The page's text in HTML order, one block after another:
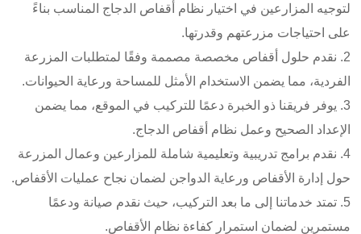
لتوجيه المزارعين في اختيار نظام أقفاص الدجاج المناسب بناءً
على احتياجات مزرعتهم وقدرتها.
2. نقدم حلول أقفاص مخصصة مصممة وفقًا لمتطلبات المزرعة
الفردية، مما يضمن الاستخدام الأمثل للمساحة ورعاية الحيوانات.
3. يوفر فريقنا ذو الخبرة دعمًا للتركيب في الموقع، مما يضمن
الإعداد الصحيح وعمل نظام أقفاص الدجاج.
4. نقدم برامج تدريبية وتعليمية شاملة للمزارعين وعمال المزرعة
حول إدارة الأقفاص ورعاية الدواجن لضمان نجاح عمليات الأقفاص.
5. تمتد خدماتنا إلى ما بعد التركيب، حيث نقدم صيانة ودعمًا
مستمرين لضمان استمرار كفاءة نظام الأقفاص.